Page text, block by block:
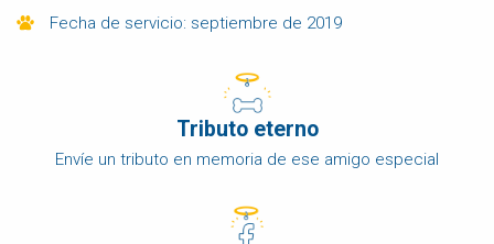
Fecha de servicio: septiembre de 2019
Tributo eterno
Envíe un tributo en memoria de ese amigo especial